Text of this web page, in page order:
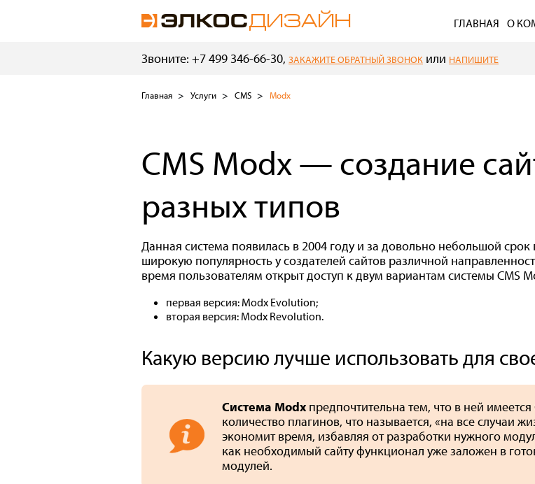
ГЛАВНАЯ О
Звоните: +7 499 346-66-30, ЗАКАЖИТЕ ОБРАТНЫЙ ЗВОНОК или НАПИШИТЕ
Главная Услуги CMS Modx
CMS Modx — создание
разных типов
Данная система появилась в 2004 году и за довольно небольшой срок
широкую популярность у создателей сайтов различной
время пользователям открыт доступ к двум вариантам системы CMS
первая версия: Modx Evolution;
вторая версия: Modx Revolution.
Какую версию лучше использовать для
Система Мodx предпочтительна тем, что в ней
количество плагинов, что называется, «на все случаи
экономит время, избавляя от разработки нужного
как необходимый сайту функционал уже заложен в
модулей.